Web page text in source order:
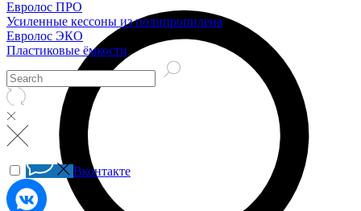
Евролос ПРО
Усиленные кессоны из полипропилена
Евролос ЭКО
Пластиковые ёмкости
Вконтакте